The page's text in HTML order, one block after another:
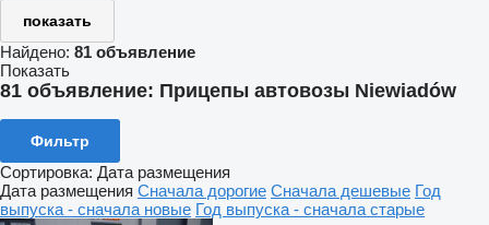
показать
Найдено: 81 объявление
Показать
81 объявление: Прицепы автовозы Niewiadów
Фильтр
Сортировка: Дата размещения
Дата размещения Сначала дорогие Сначала дешевые Год
выпуска - сначала новые Год выпуска - сначала старые